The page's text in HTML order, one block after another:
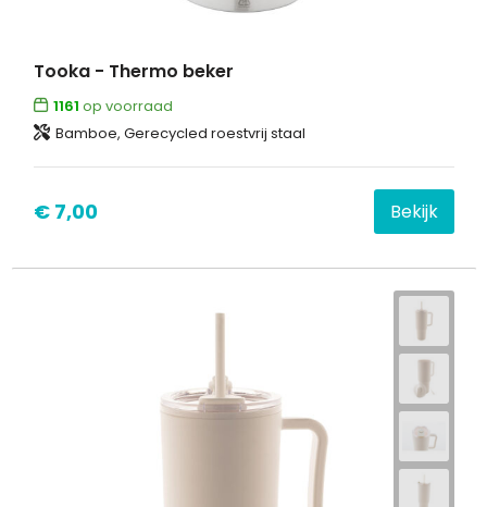
Tooka - Thermo beker
1161 op voorraad
Bamboe, Gerecycled roestvrij staal
€ 7,00 Bekijk